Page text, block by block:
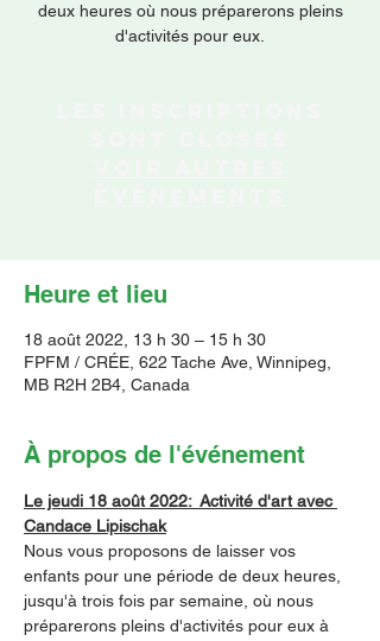
deux heures où nous préparerons pleins
d'activités pour eux.
Heure et lieu
18 août 2022, 13 h 30 – 15 h 30
FPFM / CRÉE, 622 Tache Ave, Winnipeg,
MB R2H 2B4, Canada
À propos de l'événement
Le jeudi 18 août 2022:  Activité d'art avec
Candace Lipischak
Nous vous proposons de laisser vos
enfants pour une période de deux heures,
jusqu'à trois fois par semaine, où nous
préparerons pleins d'activités pour eux à